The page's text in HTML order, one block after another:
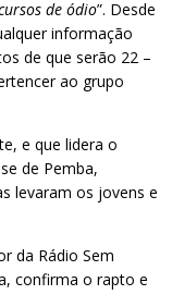
de ódio”. Desde
informação
de que serão 22 –
ao grupo
e que lidera o
de Pemba,
levaram os jovens e
da Rádio Sem
confirma o rapto e